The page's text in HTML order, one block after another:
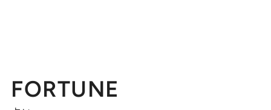
FORTUNE